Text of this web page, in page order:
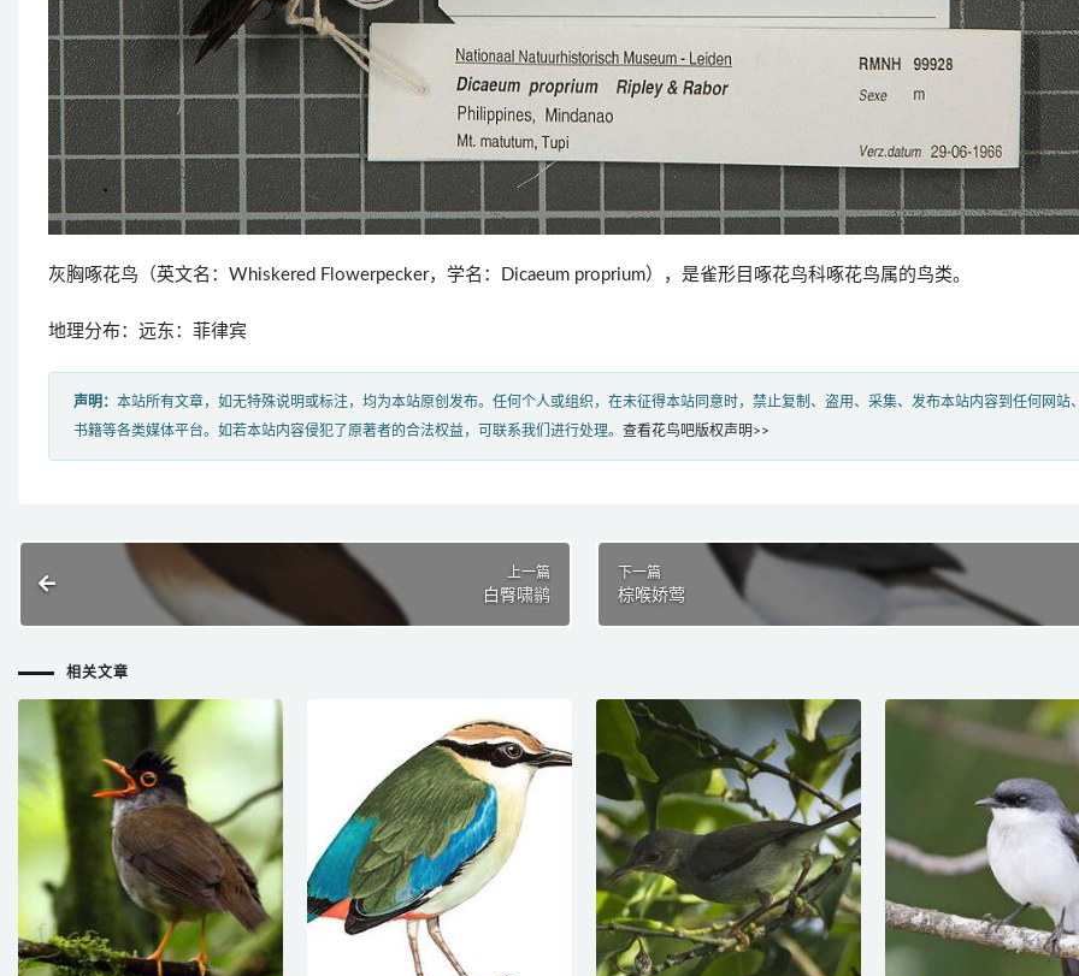
灰胸啄花鸟（英文名：Whiskered Flowerpecker，学名：Dicaeum proprium），是雀形目啄花鸟科啄花鸟属的鸟类。
地理分布：远东：菲律宾
声明： 本站所有文章，如无特殊说明或标注，均为本站原创发布。任何个人或组织，在未征得本站同意时，禁止复制、盗用、采集、发布本站内容到任何网站
书籍等各类媒体平台。如若本站内容侵犯了原著者的合法权益，可联系我们进行处理。 查看花鸟吧版权声明>>
上一篇
白臀啸鹟
下一篇
棕喉娇莺
相关文章